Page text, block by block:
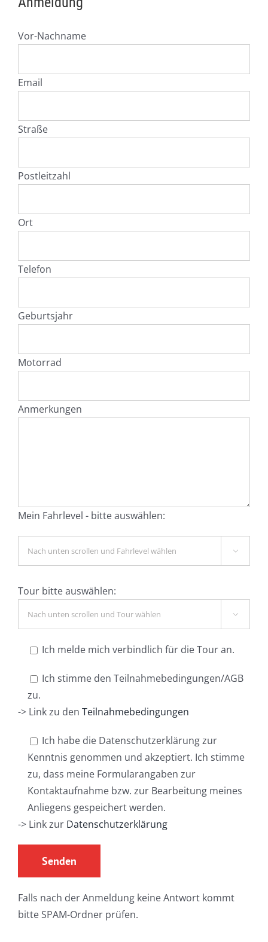
Vor-Nachname
Email
Straße
Postleitzahl
Ort
Telefon
Geburtsjahr
Motorrad
Anmerkungen
Mein Fahrlevel - bitte auswählen:

Tour bitte auswählen:

Ich melde mich verbindlich für die Tour an.
Ich stimme den Teilnahmebedingungen/AGB
zu.
-> Link zu den Teilnahmebedingungen
Ich habe die Datenschutzerklärung zur
Kenntnis genommen und akzeptiert. Ich stimme
zu, dass meine Formularangaben zur
Kontaktaufnahme bzw. zur Bearbeitung meines
Anliegens gespeichert werden.
-> Link zur Datenschutzerklärung
Falls nach der Anmeldung keine Antwort kommt
bitte SPAM-Ordner prüfen.